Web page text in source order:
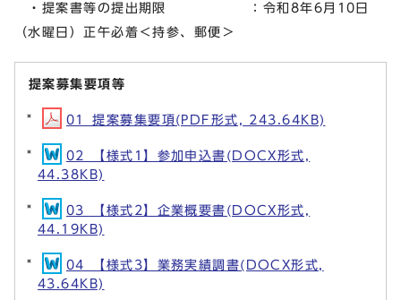
・提案書等の提出期限 ：令和8年6月10日
（水曜日）正午必着＜持参、郵便＞
提案募集要項等
01_提案募集要項(PDF形式, 243.64KB)
02_【様式1】参加申込書(DOCX形式,
44.38KB)
03_【様式2】企業概要書(DOCX形式,
44.19KB)
04_【様式3】業務実績調書(DOCX形式,
43.64KB)